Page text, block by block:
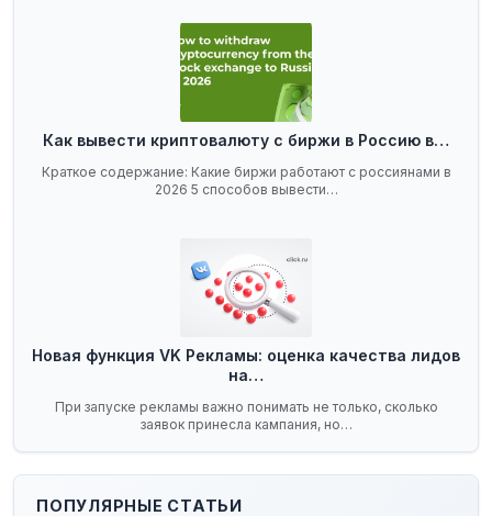
Как вывести криптовалюту с биржи в Россию в…
Краткое содержание: Какие биржи работают с россиянами в
2026 5 способов вывести…
Новая функция VK Рекламы: оценка качества лидов
на…
При запуске рекламы важно понимать не только, сколько
заявок принесла кампания, но…
ПОПУЛЯРНЫЕ СТАТЬИ